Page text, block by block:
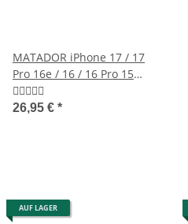
MATADOR iPhone 17 / 17
Pro 16e / 16 / 16 Pro 15
Leder Case Schwarz
26,95 € *
AUF LAGER